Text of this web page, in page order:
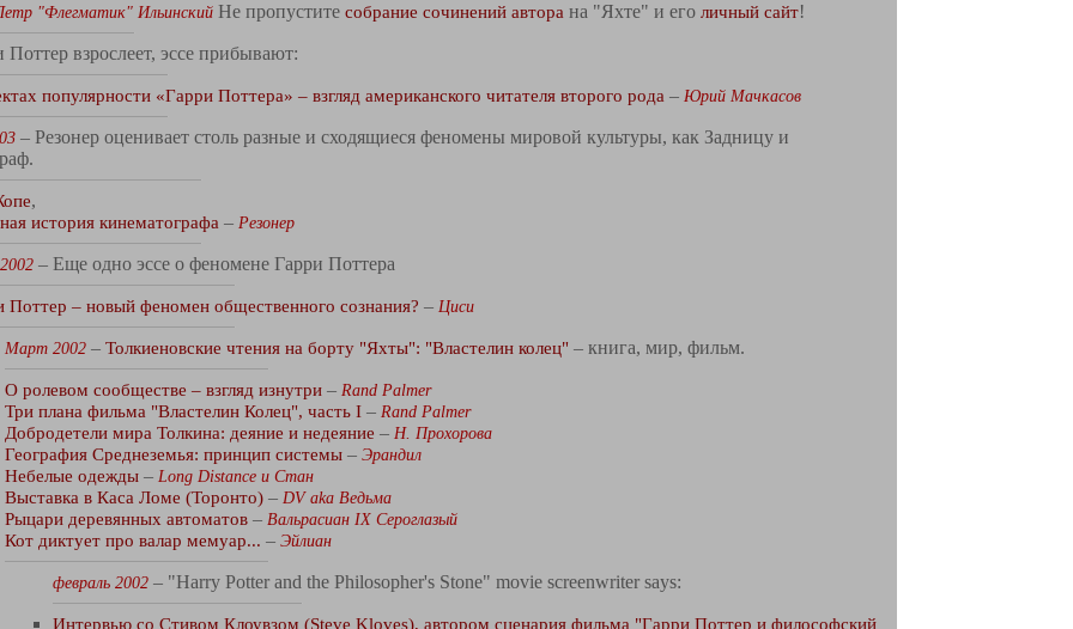
"Флегматик" Ильинский Не пропустите собрание сочинений автора на "Яхте" и его личный сайт!
Поттер взрослеет, эссе прибывают:
популярности «Гарри Поттера» – взгляд американского читателя второго рода – Юрий Мачкасов
– Резонер оценивает столь разные и сходящиеся феномены мировой культуры, как Задницу и
,
история кинематографа – Резонер
– Еще одно эссе о феномене Гарри Поттера
Поттер – новый феномен общественного сознания? – Циси
Март 2002 – Толкиеновские чтения на борту "Яхты": "Властелин колец" – книга, мир, фильм.
О ролевом сообществе – взгляд изнутри – Rand Palmer
Три плана фильма "Властелин Колец", часть I – Rand Palmer
Добродетели мира Толкина: деяние и недеяние – Н. Прохорова
География Среднеземья: принцип системы – Эрандил
Небелые одежды – Long Distance и Стан
Выставка в Каса Ломе (Торонто) – DVaka Ведьма
Рыцари деревянных автоматов – Вальрасиан IX Сероглазый
Кот диктует про валар мемуар... – Эйлиан
февраль 2002 – "Harry Potter and the Philosopher's Stone" movie screenwriter says:
Интервью со Стивом Клоувзом (Steve Kloves), автором сценария фильма "Гарри Поттер и философский